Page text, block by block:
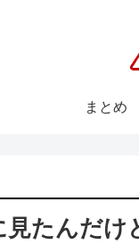
まとめ
たんだけ